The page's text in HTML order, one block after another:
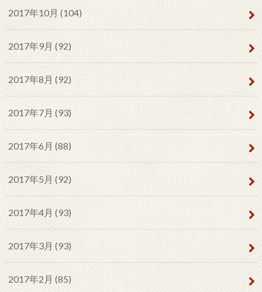
2017年10月 (104)
2017年9月 (92)
2017年8月 (92)
2017年7月 (93)
2017年6月 (88)
2017年5月 (92)
2017年4月 (93)
2017年3月 (93)
2017年2月 (85)